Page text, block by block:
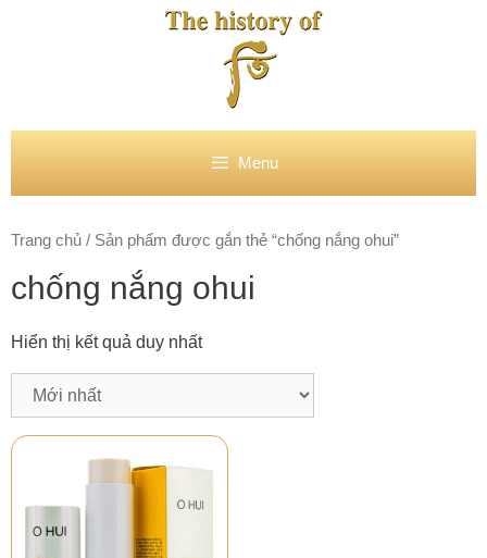
Menu
Trang chủ / Sản phẩm được gắn thẻ “chống nắng ohui”
chống nắng ohui
Hiển thị kết quả duy nhất